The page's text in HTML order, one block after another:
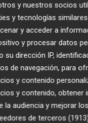
del Camp d'Elx reclaman
para la Ufece y
toda la
Podcast en
y nuestros socios
y tecnologías
y acceder a
y procesar datos
su dirección IP,
de navegación, para
y contenido
y contenido, obtener
la audiencia y mejorar
de terceros